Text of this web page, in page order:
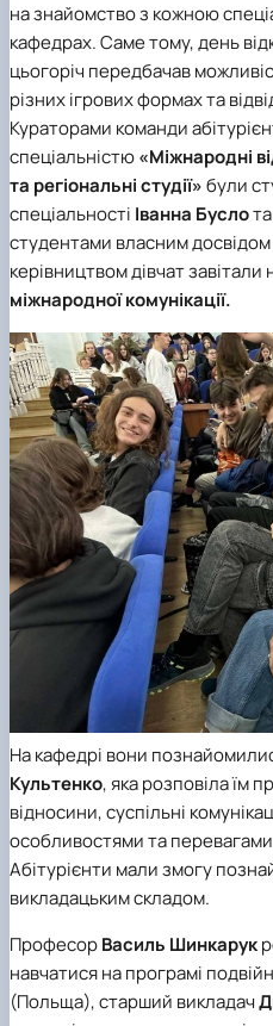
на знайомство з кожною
кафедрах. Саме тому, день
цьогоріч передбачав
різних ігрових формах та
Кураторами команди
спеціальністю«Міжнародні
та регіональні студії»були
спеціальності Іванна Буслота
студентами власним досвідом
керівництвом дівчат завітали
міжнародної комунікації.
На кафедрі вони
Культенко, яка розповіла їм
відносини, суспільні
особливостями та
Абітурієнти мали змогу
викладацьким складом.
ПрофесорВасиль Шинкарук
навчатися на програмі
(Польща), старший викладач